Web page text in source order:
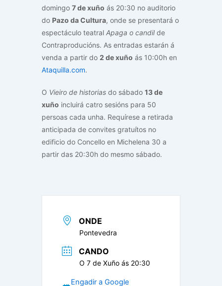
domingo 7 de xuño ás 20:30 no auditorio
do Pazo da Cultura, onde se presentará o
espectáculo teatral Apaga o candilde
Contraproducións. As entradas estarán á
venda a partir do 2 de xuño ás 10:00h en
Ataquilla.com.
O Vieiro de historias do sábado 13 de
xuño incluirá catro sesións para 50
persoas cada unha. Requírese a retirada
anticipada de convites gratuítos no
edificio do Concello en Michelena 30 a
partir das 20:30h do mesmo sábado.
ONDE
Pontevedra
CANDO
O 7 de Xuño ás 20:30
Engadir a Google